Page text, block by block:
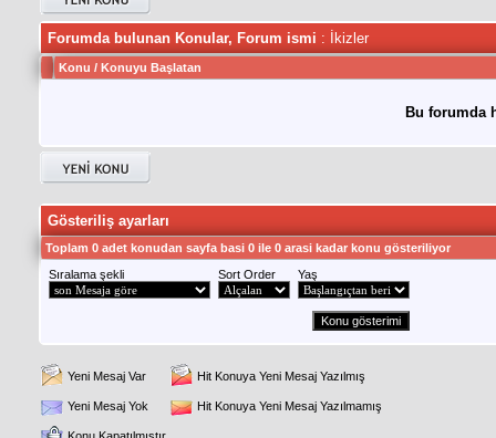
Forumda bulunan Konular, Forum ismi : İkizler
Konu / Konuyu Başlatan
Bu forumda
Gösteriliş ayarları
Toplam 0 adet konudan sayfa basi 0 ile 0 arasi kadar konu gösteriliyor
Sıralama şekli
Sort Order Yaş
Yeni Mesaj Var Hit Konuya Yeni Mesaj Yazılmış
Yeni Mesaj Yok Hit Konuya Yeni Mesaj Yazılmamış